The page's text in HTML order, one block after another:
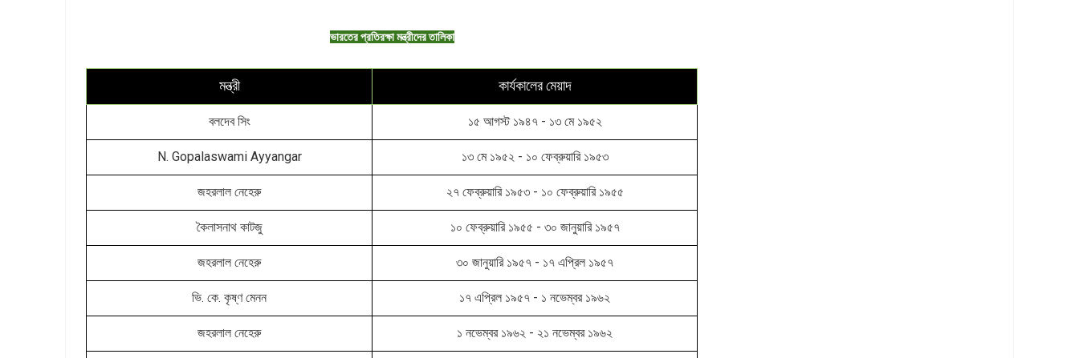
ভারতের প্রতিরক্ষা মন্ত্রীদের তালিকা
মন্ত্রী কার্যকালের মেয়াদ
বলদেব সিং ১৫ আগস্ট ১৯৪৭ - ১৩ মে ১৯৫২
N. Gopalaswami Ayyangar ১৩ মে ১৯৫২ - ১০ ফেব্রুয়ারি ১৯৫৩
জহরলাল নেহেরু ২৭ ফেব্রুয়ারি ১৯৫৩ - ১০ ফেব্রুয়ারি ১৯৫৫
কৈলাসনাথ কাটজু ১০ ফেব্রুয়ারি ১৯৫৫ - ৩০ জানুয়ারি ১৯৫৭
জহরলাল নেহেরু ৩০ জানুয়ারি ১৯৫৭ - ১৭ এপ্রিল ১৯৫৭
ভি. কে. কৃষ্ণ মেনন ১৭ এপ্রিল ১৯৫৭ - ১ নভেম্বর ১৯৬২
জহরলাল নেহেরু ১ নভেম্বর ১৯৬২ - ২১ নভেম্বর ১৯৬২